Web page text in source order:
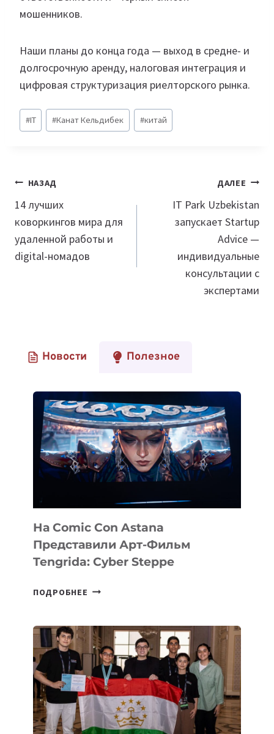
мошенников.
Наши планы до конца года — выход в средне- и
долгосрочную аренду, налоговая интеграция и
цифровая структуризация риелторского рынка.
Метки
записи:
#IT #Канат Кельдибек #китай
Навигация
по
записям
НАЗАД
14 лучших
коворкингов мира для
удаленной работы и
digital-номадов
ДАЛЕЕ
IT Park Uzbekistan
запускает Startup
Advice —
индивидуальные
консультации с
экспертами
Новости Полезное
На Comic Con Astana
Представили Арт-Фильм
Tengrida: Cyber Steppe
ПОДРОБНЕЕ НА
ASTANA
ПРЕДСТАВИЛИ
АРТ-
ФИЛЬМ
TENGRIDA:
CYBER
STEPPE